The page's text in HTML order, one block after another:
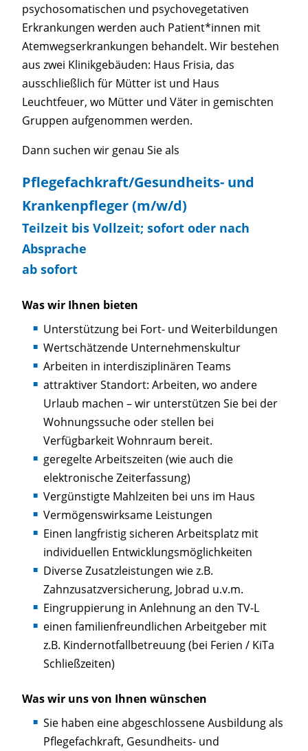
psychosomatischen und psychovegetativen
Erkrankungen werden auch Patient*innen mit
Atemwegserkrankungen behandelt. Wir bestehen
aus zwei Klinikgebäuden: Haus Frisia, das
ausschließlich für Mütter ist und Haus
Leuchtfeuer, wo Mütter und Väter in gemischten
Gruppen aufgenommen werden.
Dann suchen wir genau Sie als
Pflegefachkraft/Gesundheits- und
Krankenpfleger (m/w/d)
Teilzeit bis Vollzeit; sofort oder nach
Absprache
ab sofort
Was wir Ihnen bieten
Unterstützung bei Fort- und Weiterbildungen
Wertschätzende Unternehmenskultur
Arbeiten in interdisziplinären Teams
attraktiver Standort: Arbeiten, wo andere
Urlaub machen – wir unterstützen Sie bei der
Wohnungssuche oder stellen bei
Verfügbarkeit Wohnraum bereit.
geregelte Arbeitszeiten (wie auch die
elektronische Zeiterfassung)
Vergünstigte Mahlzeiten bei uns im Haus
Vermögenswirksame Leistungen
Einen langfristig sicheren Arbeitsplatz mit
individuellen Entwicklungsmöglichkeiten
Diverse Zusatzleistungen wie z.B.
Zahnzusatzversicherung, Jobrad u.v.m.
Eingruppierung in Anlehnung an den TV-L
einen familienfreundlichen Arbeitgeber mit
z.B. Kindernotfallbetreuung (bei Ferien / KiTa
Schließzeiten)
Was wir uns von Ihnen wünschen
Sie haben eine abgeschlossene Ausbildung als
Pflegefachkraft, Gesundheits- und